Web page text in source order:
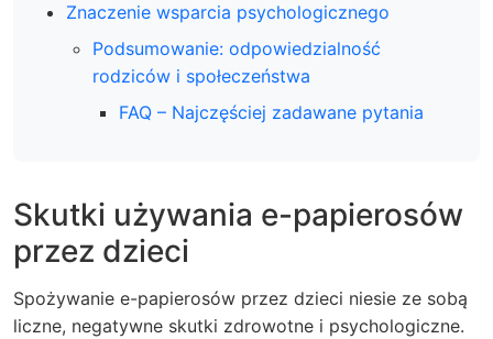
Znaczenie wsparcia psychologicznego
Podsumowanie: odpowiedzialność
rodziców i społeczeństwa
FAQ – Najczęściej zadawane pytania
Skutki używania e-papierosów
przez dzieci
Spożywanie e-papierosów przez dzieci niesie ze sobą
liczne, negatywne skutki zdrowotne i psychologiczne.